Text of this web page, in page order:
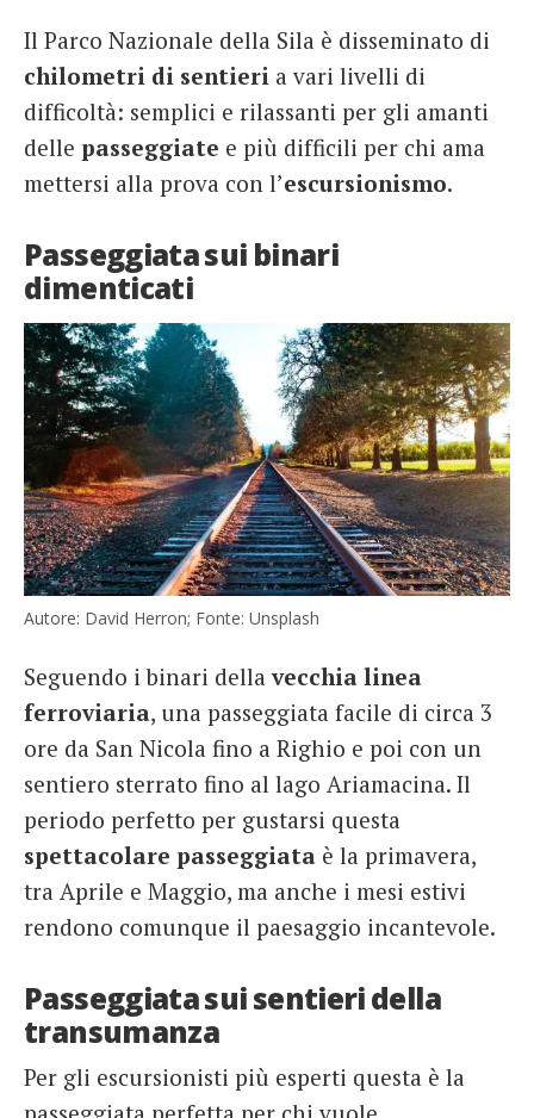
Il Parco Nazionale della Sila è disseminato di
chilometri di sentieri a vari livelli di
difficoltà: semplici e rilassanti per gli amanti
delle passeggiate e più difficili per chi ama
mettersi alla prova con l’escursionismo.
Passeggiata sui binari
dimenticati
Autore: David Herron; Fonte: Unsplash
Seguendo i binari dellavecchia linea
ferroviaria, una passeggiata facile di circa 3
ore da San Nicola fino a Righio e poi con un
sentiero sterrato fino al lago Ariamacina. Il
periodo perfetto per gustarsi questa
spettacolare passeggiata è la primavera,
tra Aprile e Maggio, ma anche i mesi estivi
rendono comunque il paesaggio incantevole.
Passeggiata sui sentieri della
transumanza
Per gli escursionisti più esperti questa è la